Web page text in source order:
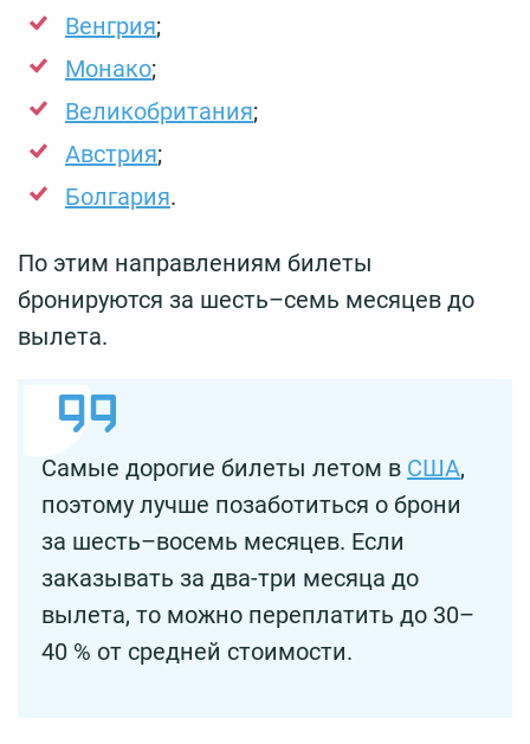
Венгрия;
Монако;
Великобритания;
Австрия;
Болгария.
По этим направлениям билеты
бронируются за шесть–семь месяцев до
вылета.
Самые дорогие билеты летом в США,
поэтому лучше позаботиться о брони
за шесть–восемь месяцев. Если
заказывать за два-три месяца до
вылета, то можно переплатить до 30–
40 % от средней стоимости.